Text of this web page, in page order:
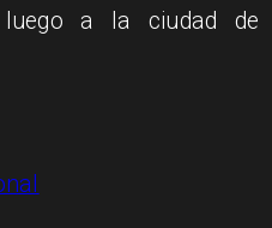
a la ciudad de